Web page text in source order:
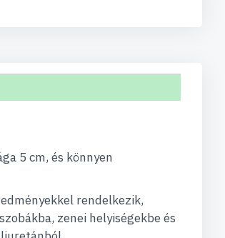
5 cm, és könnyen
rendelkezik,
zenei helyiségekbe és